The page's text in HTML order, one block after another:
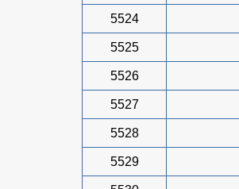
5524
5525
5526
5527
5528
5529